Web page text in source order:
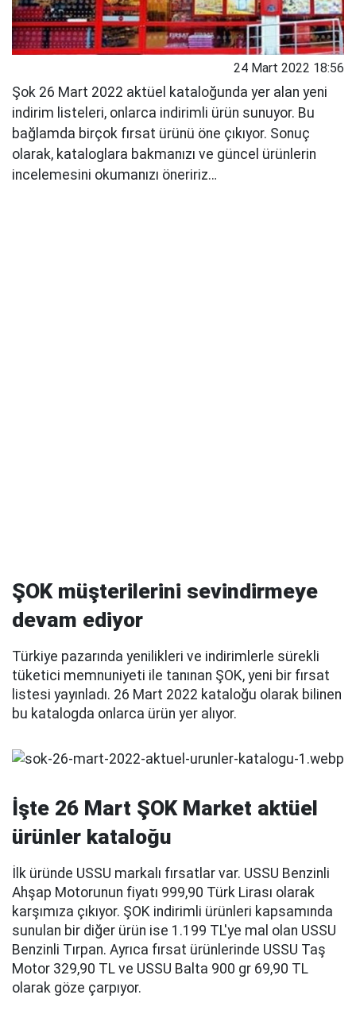
24 Mart 2022 18:56
Şok 26 Mart 2022 aktüel kataloğunda yer alan yeni
indirim listeleri, onlarca indirimli ürün sunuyor. Bu
bağlamda birçok fırsat ürünü öne çıkıyor. Sonuç
olarak, kataloglara bakmanızı ve güncel ürünlerin
incelemesini okumanızı öneririz…
ŞOK müşterilerini sevindirmeye
devam ediyor
Türkiye pazarında yenilikleri ve indirimlerle sürekli
tüketici memnuniyeti ile tanınan ŞOK, yeni bir fırsat
listesi yayınladı. 26 Mart 2022 kataloğu olarak bilinen
bu katalogda onlarca ürün yer alıyor.
İşte 26 Mart ŞOK Market aktüel
ürünler kataloğu
İlk üründe USSU markalı fırsatlar var. USSU Benzinli
Ahşap Motorunun fiyatı 999,90 Türk Lirası olarak
karşımıza çıkıyor. ŞOK indirimli ürünleri kapsamında
sunulan bir diğer ürün ise 1.199 TL'ye mal olan USSU
Benzinli Tırpan. Ayrıca fırsat ürünlerinde USSU Taş
Motor 329,90 TL ve USSU Balta 900 gr 69,90 TL
olarak göze çarpıyor.